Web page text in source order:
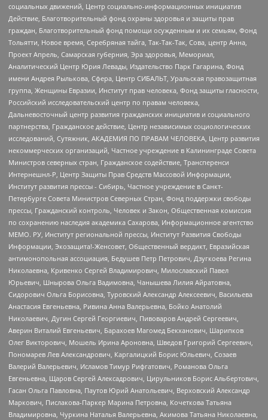
социальных движений, Центр социально-информационных инициатив
Действие, Благотворительный фонд охраны здоровья и защиты прав
граждан, Благотворительный фонд помощи осужденным и их семьям, Фонд
Тольятти, Новое время, Серебряная тайга, Так-Так-Так, Сова, центр Анна,
Проект Апрель, Самарская губерния, Эра здоровья, Мемориал,
Аналитический Центр Юрия Левады, Издательство Парк Гагарина, Фонд
имени Андрея Рылькова, Сфера, Центр СИБАЛЬТ, Уральская правозащитная
группа, Женщины Евразии, Институт прав человека, Фонд защиты гласности,
Российский исследовательский центр по правам человека,
Дальневосточный центр развития гражданских инициатив и социального
партнерства, Гражданское действие, Центр независимых социологических
исследований, Сутяжник, АКАДЕМИЯ ПО ПРАВАМ ЧЕЛОВЕКА, Центр развития
некоммерческих организаций, Частное учреждение в Калининграде Совета
Министров северных стран, Гражданское содействие, Трансперенси
Интернешнл-Р, Центр Защиты Прав Средств Массовой Информации,
Институт развития прессы - Сибирь, Частное учреждение в Санкт-
Петербурге Совета Министров Северных Стран, Фонд поддержки свободы
прессы, Гражданский контроль, Человек и Закон, Общественная комиссия
по сохранению наследия академика Сахарова, Информационное агентство
МЕМО. РУ, Институт региональной прессы, Институт Развития Свободы
Информации, Экозащита!-Женсовет, Общественный вердикт, Евразийская
антимонопольная ассоциация, Бедушев Петр Петрович, Дзугкоева Регина
Николаевна, Кривенко Сергей Владимирович, Милославский Павел
Юрьевич, Шнырова Ольга Вадимовна, Чанышева Лилия Айратовна,
Сидорович Ольга Борисовна, Туровский Александр Алексеевич, Васильева
Анастасия Евгеньевна, Ривина Анна Валерьевна, Бойко Анатолий
Николаевич, Дугин Сергей Георгиевич, Пивоваров Андрей Сергеевич,
Аверин Виталий Евгеньевич, Барахоев Магомед Бекханович, Шарипков
Олег Викторович, Мошель Ирина Ароновна, Шведов Григорий Сергеевич,
Пономарев Лев Александрович, Каргалицкий Борис Юльевич, Созаев
Валерий Валерьевич, Исламов Тимур Рифгатович, Романова Ольга
Евгеньевна, Щаров Сергей Алексадрович, Цирульников Борис Альбертович,
Гасан Ольга Павловна, Паутов Юрий Анатольевич, Верховский Александр
Маркович, Пислакова-Паркер Марина Петровна, Кочеткова Татьяна
Владимировна, Чуркина Наталья Валерьевна, Акимова Татьяна Николаевна,